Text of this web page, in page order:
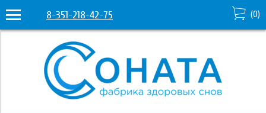
8-351-218-42-75 (0)